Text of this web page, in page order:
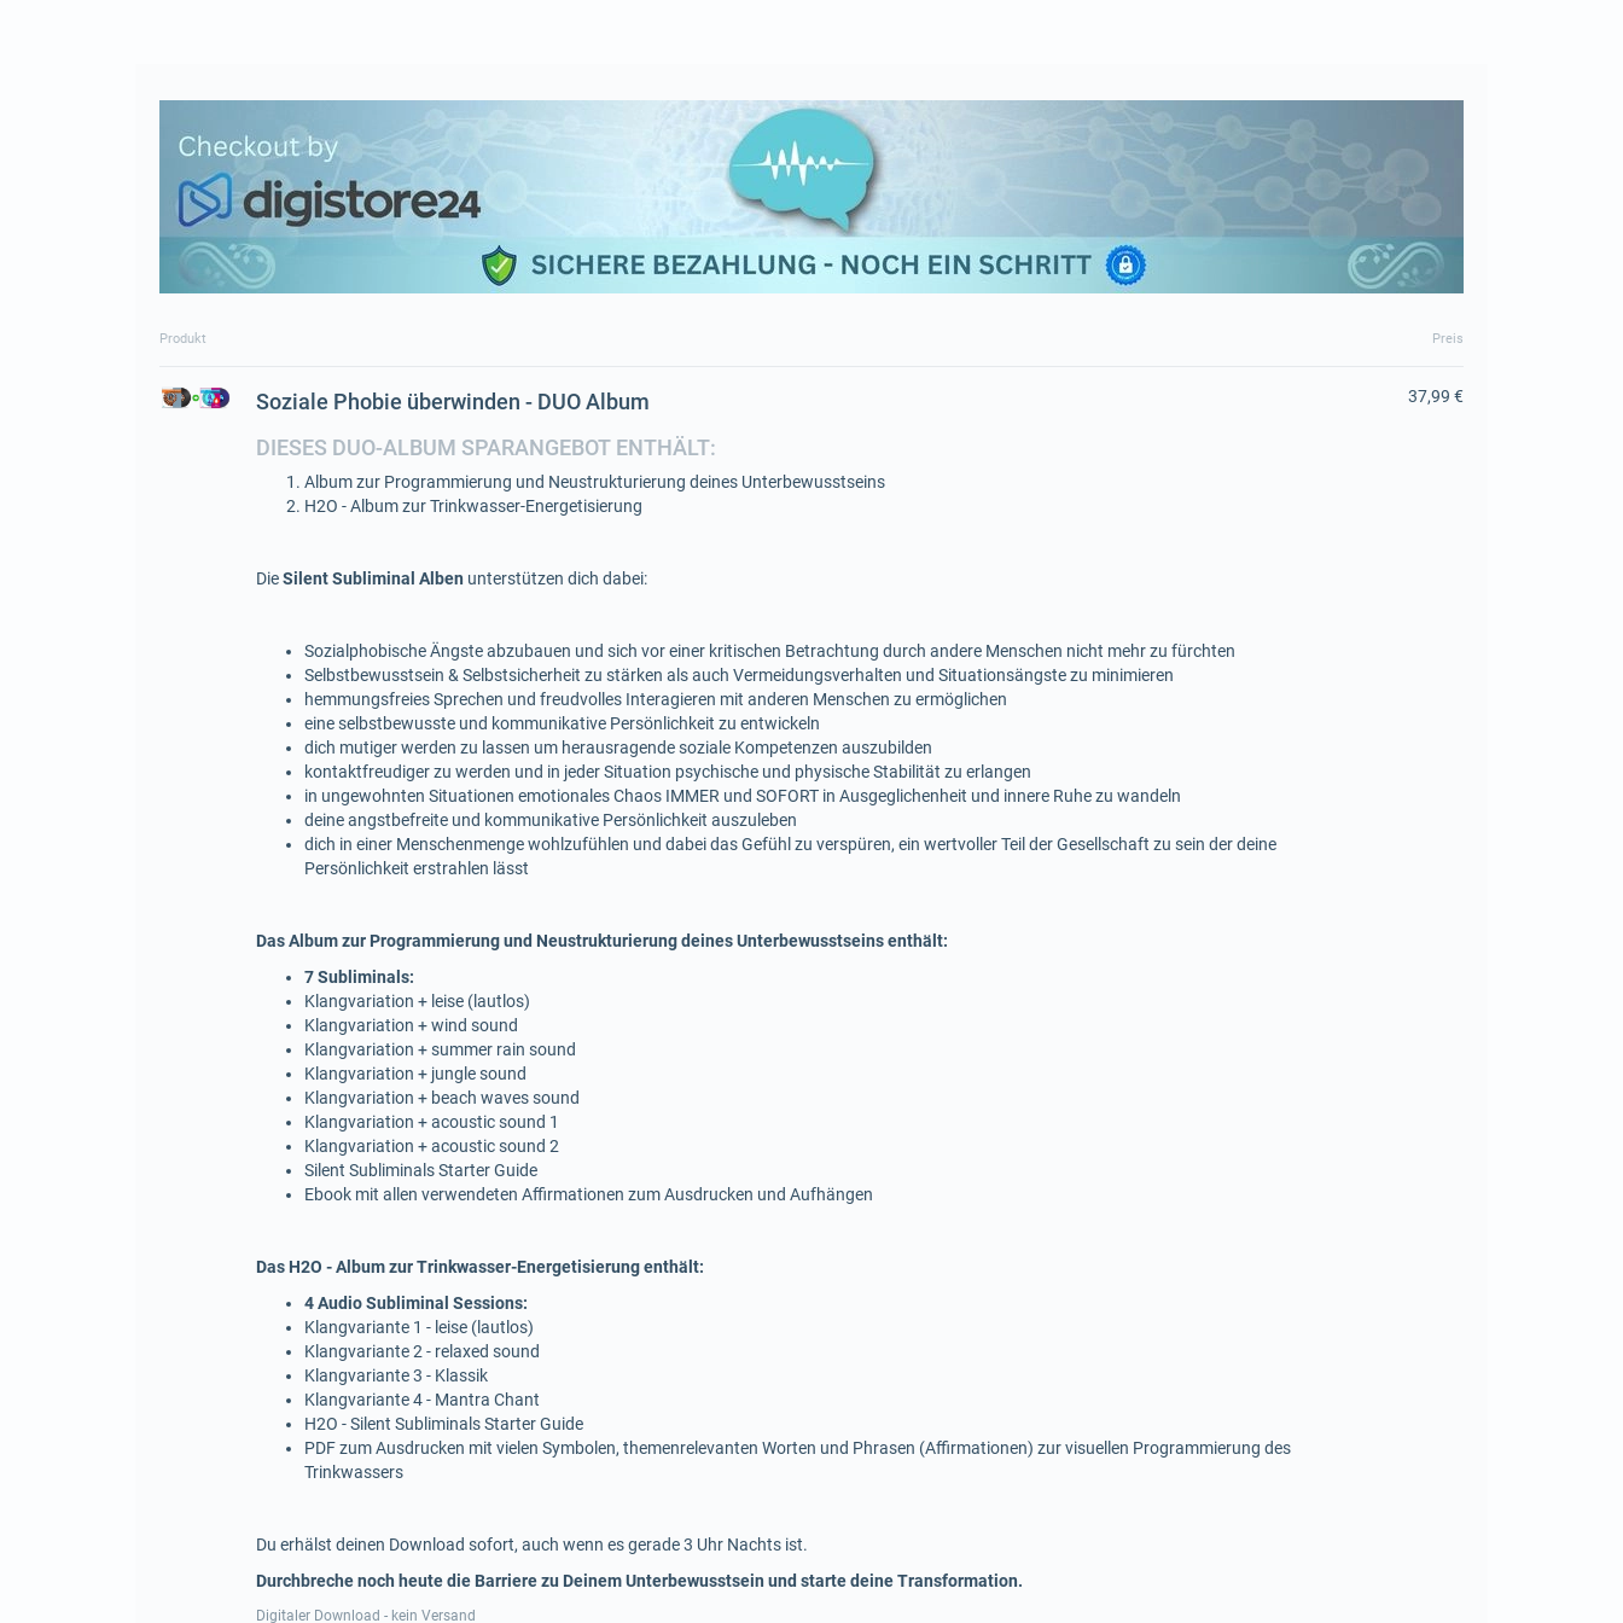
Produkt Preis
Soziale Phobie überwinden - DUO Album
DIESES DUO-ALBUM SPARANGEBOT ENTHÄLT:
Album zur Programmierung und Neustrukturierung deines Unterbewusstseins
H2O - Album zur Trinkwasser-Energetisierung
DieSilent Subliminal Alben unterstützen dich dabei:
Sozialphobische Ängste abzubauen und sich vor einer kritischen Betrachtung durch andere Menschen nicht mehr zu fürchten
Selbstbewusstsein & Selbstsicherheit zu stärken als auch Vermeidungsverhalten und Situationsängste zu minimieren
hemmungsfreies Sprechen und freudvolles Interagieren mit anderen Menschen zu ermöglichen
eine selbstbewusste und kommunikative Persönlichkeit zu entwickeln
dich mutiger werden zu lassen um herausragende soziale Kompetenzen auszubilden
kontaktfreudiger zu werden und in jeder Situation psychische und physische Stabilität zu erlangen
in ungewohnten Situationen emotionales Chaos IMMER und SOFORT in Ausgeglichenheit und innere Ruhe zu wandeln
deine angstbefreite und kommunikative Persönlichkeit auszuleben
dich in einer Menschenmenge wohlzufühlen und dabei das Gefühl zu verspüren, ein wertvoller Teil der Gesellschaft zu sein der deine
Persönlichkeit erstrahlen lässt
Das Album zur Programmierung und Neustrukturierung deines Unterbewusstseins enthält:
7 Subliminals:
Klangvariation + leise (lautlos)
Klangvariation + wind sound
Klangvariation + summer rain sound
Klangvariation + jungle sound
Klangvariation + beach waves sound
Klangvariation + acoustic sound 1
Klangvariation + acoustic sound 2
Silent Subliminals Starter Guide
Ebook mit allen verwendeten Affirmationen zum Ausdrucken und Aufhängen
Das H2O - Album zur Trinkwasser-Energetisierung enthält:
4 Audio Subliminal Sessions:
Klangvariante 1 - leise (lautlos)
Klangvariante 2 - relaxed sound
Klangvariante 3 - Klassik
Klangvariante 4 - Mantra Chant
H2O - Silent Subliminals Starter Guide
PDF zum Ausdrucken mit vielen Symbolen, themenrelevanten Worten und Phrasen (Affirmationen) zur visuellen Programmierung des
Trinkwassers
Du erhälst deinen Download sofort, auch wenn es gerade 3 Uhr Nachts ist.
Durchbreche noch heute die Barriere zu Deinem Unterbewusstsein und starte deine Transformation.
Digitaler Download - kein Versand
37,99 €